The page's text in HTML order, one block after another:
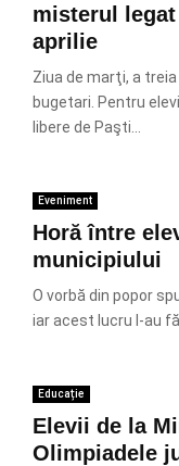
misterul
aprilie
Ziua de marţi, a
bugetari. Pentru
libere de Paşti...
Eveniment
Horă între
municipiului
O vorbă din popor
iar acest lucru l-au
Educație
Elevii de la
Olimpiadele